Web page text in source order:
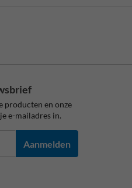
producten en onze
e-mailadres in.
Aanmelden